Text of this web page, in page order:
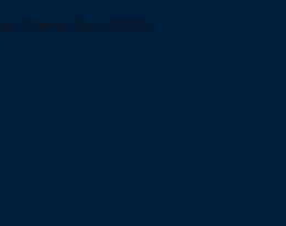
Puerto Rico 00909.